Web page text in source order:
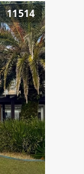
11514